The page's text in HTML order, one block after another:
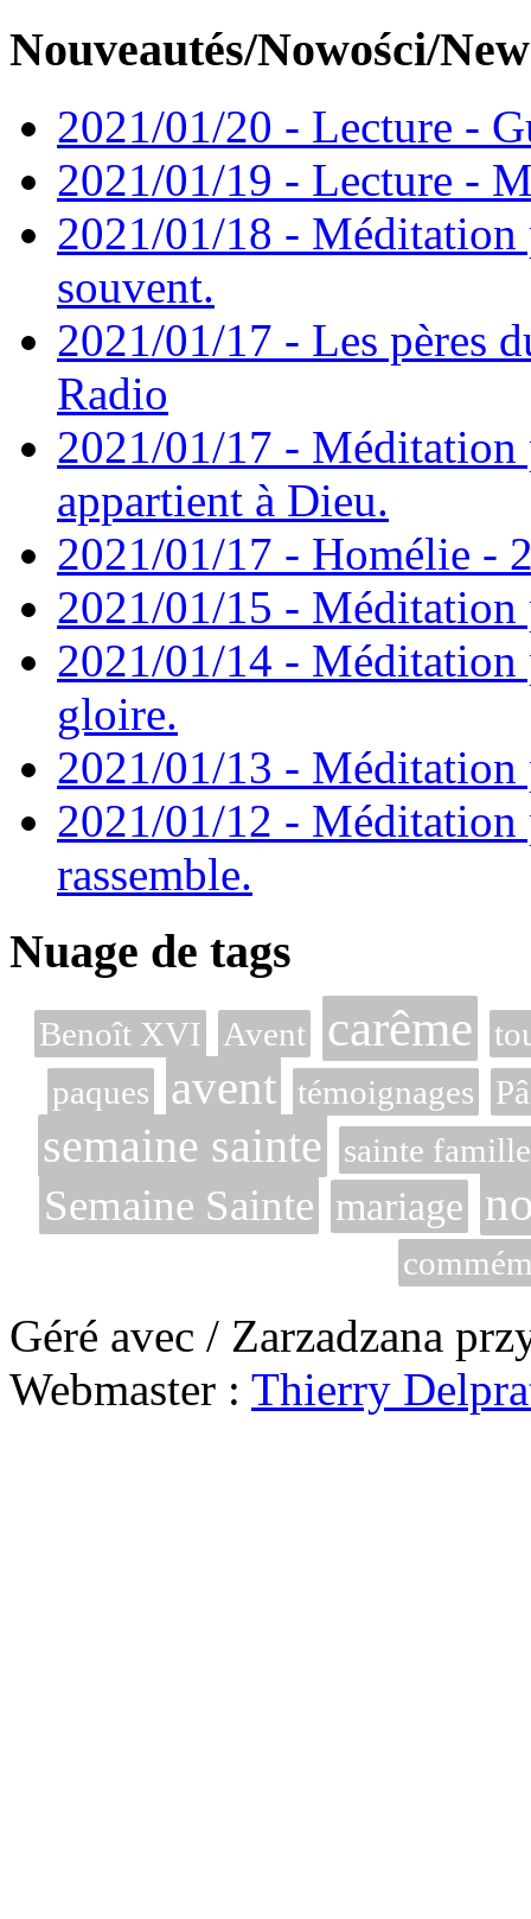
Nouveautés/Nowości/
2021/01/20 - Lecture -
2021/01/19 - Lecture -
2021/01/18 - Méditation
souvent.
2021/01/17 - Les pères
Radio
2021/01/17 - Méditation
appartient à Dieu.
2021/01/17 - Homélie -
2021/01/15 - Méditation
2021/01/14 - Méditation
gloire.
2021/01/13 - Méditation
2021/01/12 - Méditation
rassemble.
Nuage de tags
Benoît XVI Avent carême
paques
avent témoignages
semaine sainte sainte famille
Semaine Sainte mariage
Géré avec / Zarzadzana
Webmaster : Thierry